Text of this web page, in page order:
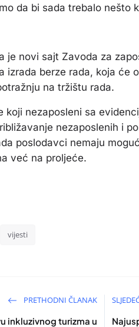
da bi sada trebalo nešto
je novi sajt Zavoda za
izrada berze rada, koja će
na tržištu rada.
koji nezaposleni sa
nezaposlenih i
poslodavci nemaju
već na proljeće.
vijesti
PRETHODNI ČLANAK
inkluzivnog turizma u